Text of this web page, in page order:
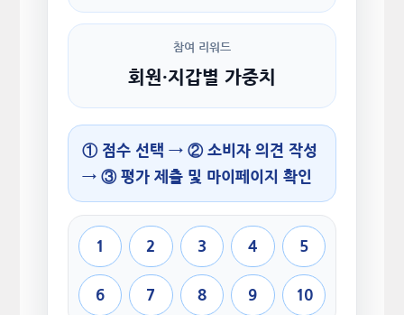
참여 리워드
회원·지갑별 가중치
① 점수 선택 → ② 소비자 의견 작성
→ ③ 평가 제출 및 마이페이지 확인
1 2 3 4 5
6 7 8 9 10